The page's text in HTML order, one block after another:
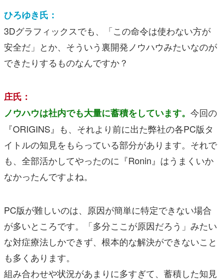
ひろゆき氏：
3Dグラフィックスでも、「この命令は使わない方が
安全だ」とか、そういう裏開発ノウハウみたいなのが
できたりするものなんですか？
庄氏：
ノウハウは社内でも大量に蓄積をしています。 今回の
『ORIGINS』も、それより前に出た弊社の各PC版タ
イトルの知見をもらっている部分があります。それで
も、全部活かしてやったのに『Ronin』はうまくいか
なかったんですよね。
PC版が難しいのは、原因が簡単に特定できない場合
が多いところです。「多分ここが原因だろう」みたい
な対症療法しかできず、根本的な解決ができないこと
も多くあります。
組み合わせや状況があまりに多すぎて、蓄積した知見